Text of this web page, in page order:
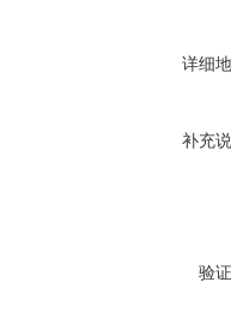
详细
补充
验